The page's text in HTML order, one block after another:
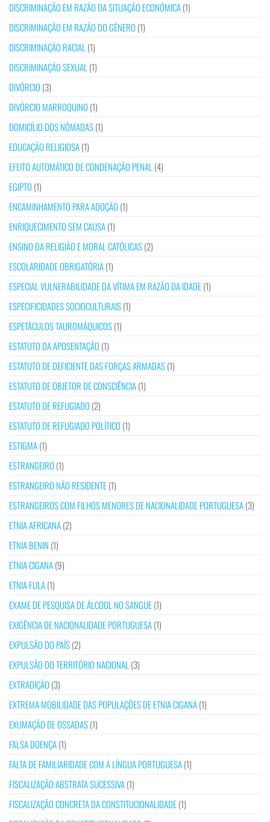
DISCRIMINAÇÃO EM RAZÃO DA SITUAÇÃO ECONÓMICA(1)
DISCRIMINAÇÃO EM RAZÃO DO GÉNERO (1)
DISCRIMINAÇÃO RACIAL (1)
DISCRIMINAÇÃO SEXUAL (1)
DIVÓRCIO (3)
DIVÓRCIO MARROQUINO (1)
DOMICÍLIO DOS NÓMADAS(1)
EDUCAÇÃO RELIGIOSA(1)
EFEITO AUTOMÁTICO DE CONDENAÇÃO PENAL (4)
EGIPTO (1)
ENCAMINHAMENTO PARA ADOÇÃO (1)
ENRIQUECIMENTO SEM CAUSA(1)
ENSINO DA RELIGIÃO E MORAL CATÓLICAS(2)
ESCOLARIDADE OBRIGATÓRIA(1)
ESPECIAL VULNERABILIDADE DA VÍTIMA EM RAZÃO DA IDADE(1)
ESPECIFICIDADES SOCIOCULTURAIS(1)
ESPETÁCULOS TAUROMÁQUICOS(1)
ESTATUTO DA APOSENTAÇÃO (1)
ESTATUTO DE DEFICIENTE DAS FORÇAS ARMADAS(1)
ESTATUTO DE OBJETOR DE CONSCIÊNCIA(1)
ESTATUTO DE REFUGIADO (2)
ESTATUTO DE REFUGIADO POLÍTICO (1)
ESTIGMA(1)
ESTRANGEIRO (1)
ESTRANGEIRO NÃO RESIDENTE(1)
ESTRANGEIROS COM FILHOS MENORES DE NACIONALIDADE PORTUGUESA(3)
ETNIA AFRICANA(2)
ETNIA BENIN (1)
ETNIA CIGANA(9)
ETNIA FULA(1)
EXAME DE PESQUISA DE ÁLCOOL NO SANGUE(1)
EXIGÊNCIA DE NACIONALIDADE PORTUGUESA(1)
EXPULSÃO DO PAÍS(2)
EXPULSÃO DO TERRITÓRIO NACIONAL (3)
EXTRADIÇÃO (3)
EXTREMA MOBILIDADE DAS POPULAÇÕES DE ETNIA CIGANA(1)
EXUMAÇÃO DE OSSADAS(1)
FALSA DOENÇA(1)
FALTA DE FAMILIARIDADE COM A LÍNGUA PORTUGUESA(1)
FISCALIZAÇÃO ABSTRATA SUCESSIVA(1)
FISCALIZAÇÃO CONCRETA DA CONSTITUCIONALIDADE(1)